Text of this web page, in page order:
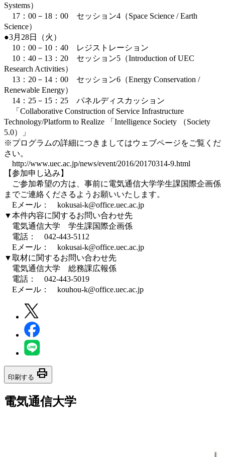
Systems）
17：00－18：00 セッション4（Space Science / Earth
Science）
●3月28日（火）
10：00－10：40 レジストレーション
10：40－13：20 セッション5（Introduction of UEC
Research Activities）
13：20－14：00 セッション6（Energy Conservation /
Renewable Energy）
14：25－15：25 パネルディスカッション
「Collaborative Construction of Service Infrastructure
Technology/Platform to Realize 「Intelligence Society （Society
5.0）」
※プログラムの詳細につきましてはウェブページをご覧くだ
さい。
http://www.uec.ac.jp/news/event/2016/20170314-9.html
【参加申し込み】
ご参加希望の方は、事前に電気通信大学学生課国際企画係
までご連絡くださるようお願いいたします。
Eメール： kokusai-k@office.uec.ac.jp
▼本件内容に関するお問い合わせ先
電気通信大学 学生課国際企画係
電話： 042-443-5112
Eメール： kokusai-k@office.uec.ac.jp
▼取材に関するお問い合わせ先
電気通信大学 総務課広報係
電話： 042-443-5019
Eメール： kouhou-k@office.uec.ac.jp
印刷する print
電気通信大学